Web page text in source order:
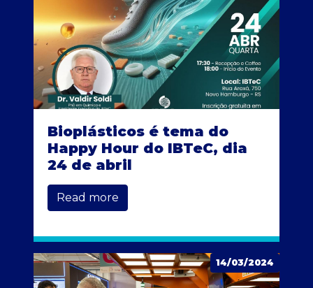
Bioplásticos é tema do
Happy Hour do IBTeC, dia
24 de abril
Read more
14/03/2024